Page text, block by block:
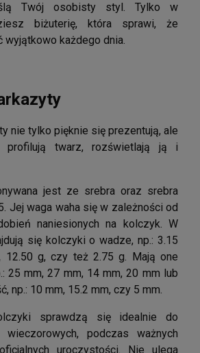
Twój osobisty styl. Tylko w
biżuterię, która sprawi, że
wyjątkowo każdego dnia.
nie tylko pięknie się prezentują, ale
profilują twarz, rozświetlają ją i
jest ze srebra oraz srebra
Jej waga waha się w zależności od
naniesionych na kolczyk. W
się kolczyki o wadze, np.: 3.15
12.50 g, czy też 2.75 g. Mają one
25 mm, 27 mm, 14 mm, 20 mm lub
np.: 10 mm, 15.2 mm, czy 5 mm.
sprawdzą się idealnie do
podczas ważnych
uroczystości. Nie ulega